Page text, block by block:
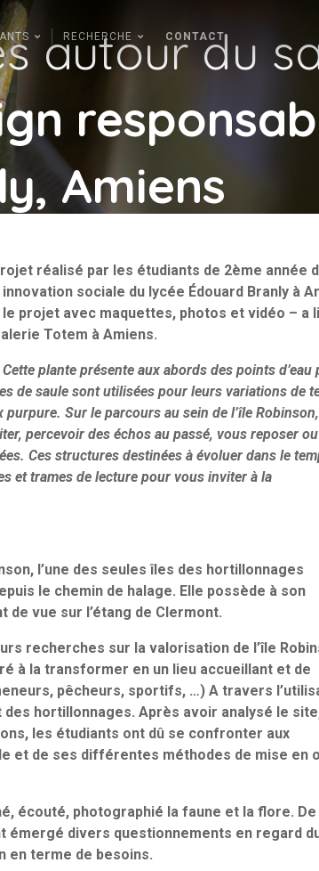
RECHERCHE CONTACT
autour du
Amiens
réalisé par les étudiants de 2ème année
sociale du lycée Édouard Branly à
projet avec maquettes, photos et vidéo – a
Totem à Amiens.
plante présente aux abords des points d’eau
de saule sont utilisées pour leurs variations de
Sur le parcours au sein de l’île
percevoir des échos au passé, vous reposer ou
Ces structures destinées à évoluer dans le
et trames de lecture pour vous inviter à la
l’une des seules îles des hortillonnages
le chemin de halage. Elle possède à son
vue sur l’étang de Clermont.
recherches sur la valorisation de l’île
à la transformer en un lieu accueillant et de
pêcheurs, sportifs, …) A travers
hortillonnages. Après avoir analysé le
les étudiants ont dû se confronter aux
et de ses différentes méthodes de mise en
écouté, photographié la faune et la flore. De
divers questionnements en regard
en terme de besoins.